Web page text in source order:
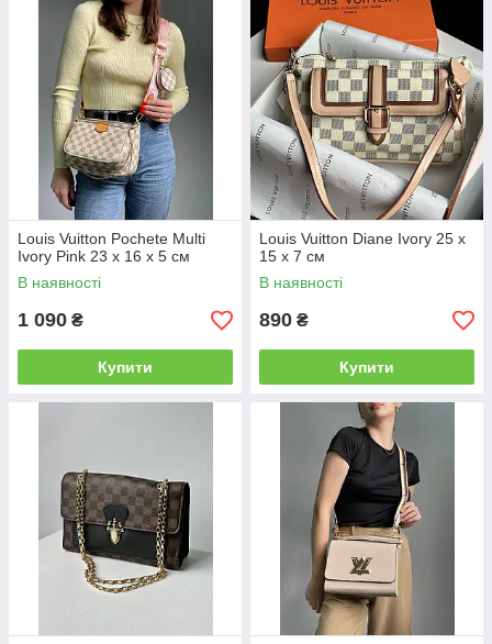
Louis Vuitton Pochete Multi
Ivory Pink 23 х 16 х 5 см
В наявності
1 090 ₴
Купити
Louis Vuitton Diane Ivory 25 x
15 x 7 см
В наявності
890 ₴
Купити